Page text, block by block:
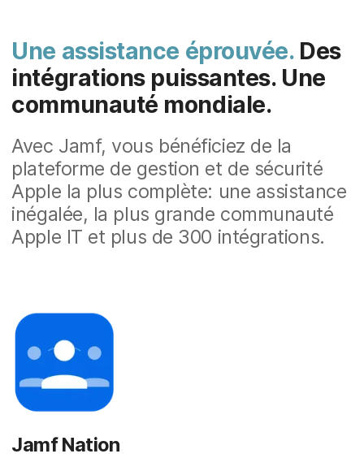
Une assistance éprouvée.Des
intégrations puissantes. Une
communauté mondiale.
Avec Jamf, vous bénéficiez de la
plateforme de gestion et de sécurité
Apple la plus complète: une assistance
inégalée, la plus grande communauté
Apple IT et plus de 300 intégrations.
Jamf Nation